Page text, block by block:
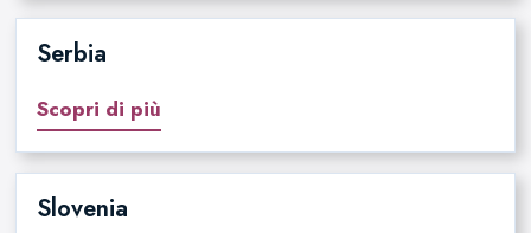
Serbia
Scopri di più
Slovenia